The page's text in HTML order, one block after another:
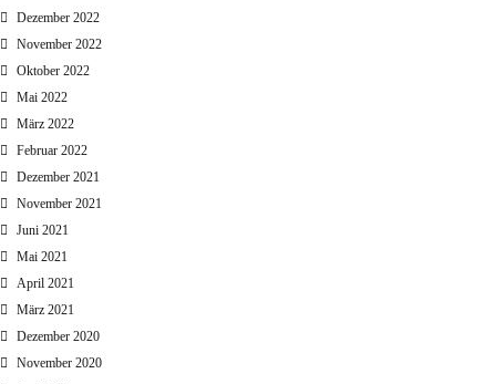
Dezember 2022
November 2022
Oktober 2022
Mai 2022
März 2022
Februar 2022
Dezember 2021
November 2021
Juni 2021
Mai 2021
April 2021
März 2021
Dezember 2020
November 2020